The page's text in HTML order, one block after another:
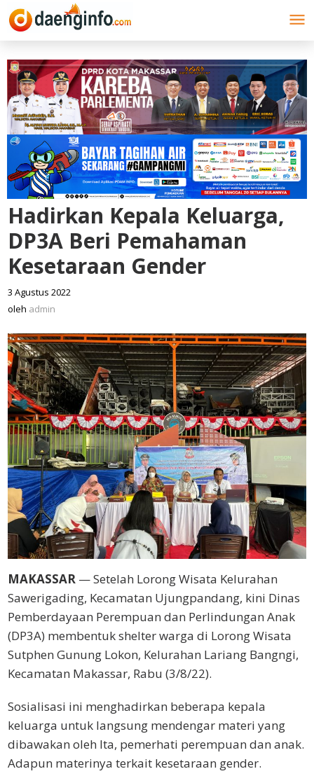
Lewati
ke
Hadirkan Kepala Keluarga,
DP3A Beri Pemahaman
Kesetaraan Gender
3 Agustus 2022
oleh admin
MAKASSAR — Setelah Lorong Wisata Kelurahan
Sawerigading, Kecamatan Ujungpandang, kini Dinas
Pemberdayaan Perempuan dan Perlindungan Anak
(DP3A) membentuk shelter warga di Lorong Wisata
Sutphen Gunung Lokon, Kelurahan Lariang Bangngi,
Kecamatan Makassar, Rabu (3/8/22).
Sosialisasi ini menghadirkan beberapa kepala
keluarga untuk langsung mendengar materi yang
dibawakan oleh Ita, pemerhati perempuan dan anak.
Adapun materinya terkait kesetaraan gender.